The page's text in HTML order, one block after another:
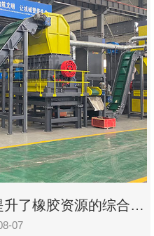
了橡胶资源的综合利
07